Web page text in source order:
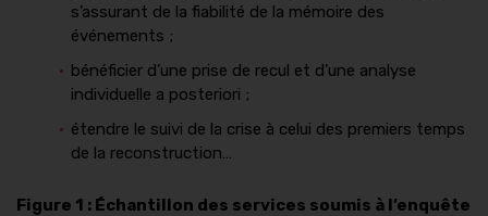
s’assurant de la fiabilité de la mémoire des
événements ;
bénéficier d’une prise de recul et d’une analyse
individuelle a posteriori ;
étendre le suivi de la crise à celui des premiers temps
de la reconstruction…
Figure 1 : Échantillon des services soumis à l’enquête